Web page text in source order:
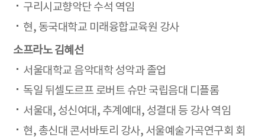
구리시교향악단 수석 역임
현, 동국대학교 미래융합교육원 강사
소프라노 김혜선
서울대학교 음악대학 성악과 졸업
독일 뒤셀도르프 로버트 슈만 국립음대 디플롬
서울대, 성신여대, 추계예대, 성결대 등 강사 역임
현, 총신대 콘서바토리 강사, 서울예술가곡연구회 회